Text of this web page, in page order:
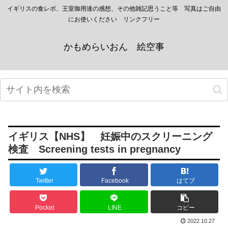
イギリスの食レポ、王室御用達の感想、その他雑記思うこと等 写真はご自由
にお使いください リンクフリー
かもめらいおん 絵空事
イギリス【NHS】 妊娠中のスクリーニング
検査 Screening tests in pregnancy
Twitter Facebook はてブ
Pocket LINE コピー
2022.10.27